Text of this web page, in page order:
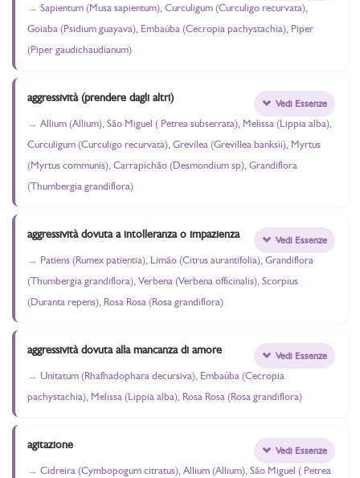
Sapientum (Musa sapientum), Curculigum (Curculigo recurvata),
Goiaba (Psidium guayava), Embaúba (Cecropia pachystachia), Piper
(Piper gaudichaudianum)
aggressività (prendere dagli altri)
Allium (Allium), São Miguel ( Petrea subserrata), Melissa (Lippia alba),
Curculigum (Curculigo recurvata), Grevílea (Grevillea banksii), Myrtus
(Myrtus communis), Carrapichão (Desmondium sp), Grandiflora
(Thumbergia grandiflora)
Vedi Essenze
aggressività dovuta a intolleranza o impazienza
Patiens (Rumex patientia), Limão (Citrus aurantifolia), Grandiflora
(Thumbergia grandiflora), Verbena (Verbena officinalis), Scorpius
(Duranta repens), Rosa Rosa (Rosa grandiflora)
Vedi Essenze
aggressività dovuta alla mancanza di amore
Unitatum (Rhafhadophara decursiva), Embaúba (Cecropia
pachystachia), Melissa (Lippia alba), Rosa Rosa (Rosa grandiflora)
Vedi Essenze
agitazione
Cidreira (Cymbopogum citratus), Allium (Allium), São Miguel ( Petrea
Vedi Essenze